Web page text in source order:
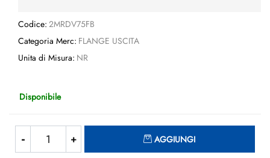
Codice: 2MRDV75FB
Categoria Merc: FLANGE USCITA
Unita di Misura: NR
Disponibile
AGGIUNGI